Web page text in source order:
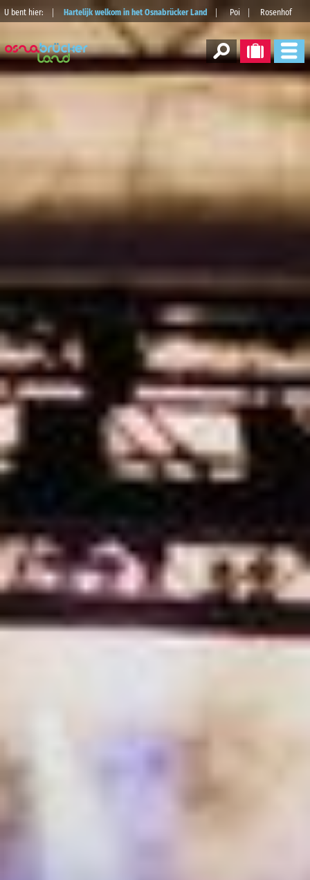
U bent hier: Hartelijk welkom in het Osnabrücker Land Poi Rosenhof